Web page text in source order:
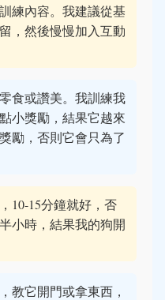
練內容。我建議從基
，然後慢慢加入互動
食或讚美。我訓練我
小獎勵，結果它越來
勵，否則它會只為了
10-15分鐘就好，否
小時，結果我的狗開
教它開門或拿東西，